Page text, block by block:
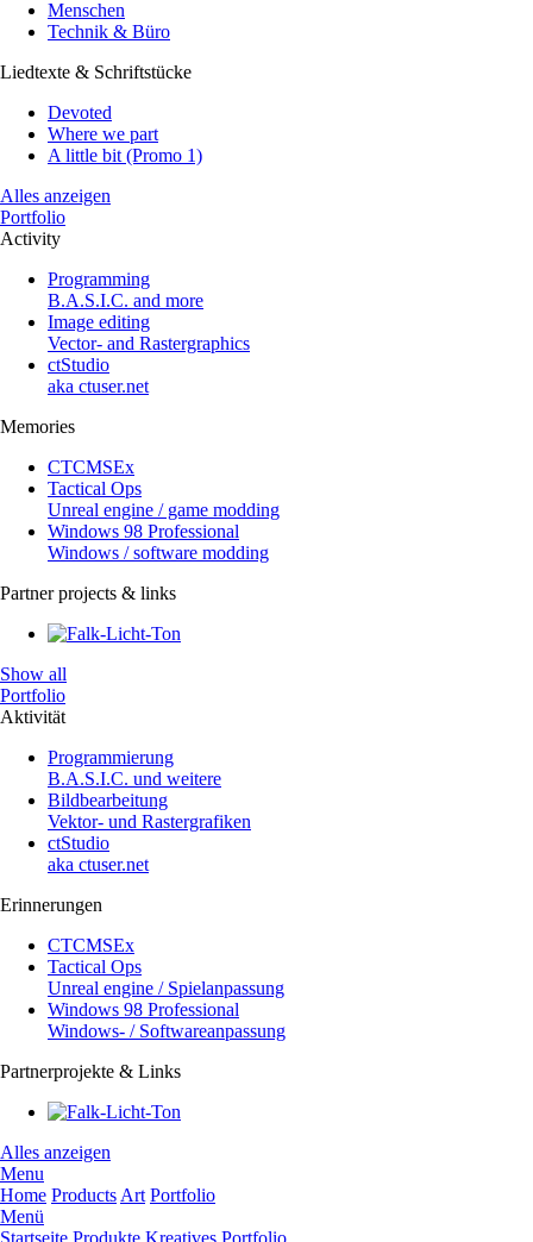
Menschen
Technik & Büro
Liedtexte & Schriftstücke
Devoted
Where we part
A little bit (Promo 1)
Alles anzeigen
Portfolio
Activity
Programming
B.A.S.I.C. and more
Image editing
Vector- and Rastergraphics
ctStudio
aka ctuser.net
Memories
CTCMSEx
Tactical Ops
Unreal engine / game modding
Windows 98 Professional
Windows / software modding
Partner projects & links
Show all
Portfolio
Aktivität
Programmierung
B.A.S.I.C. und weitere
Bildbearbeitung
Vektor- und Rastergrafiken
ctStudio
aka ctuser.net
Erinnerungen
CTCMSEx
Tactical Ops
Unreal engine / Spielanpassung
Windows 98 Professional
Windows- / Softwareanpassung
Partnerprojekte & Links
Alles anzeigen
Menu
Home Products Art Portfolio
Menü
Startseite Produkte Kreatives Portfolio